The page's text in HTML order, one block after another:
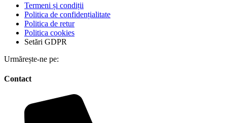
Termeni și condiții
Politica de confidențialitate
Politica de retur
Politica cookies
Setări GDPR
Urmărește-ne pe:
Contact